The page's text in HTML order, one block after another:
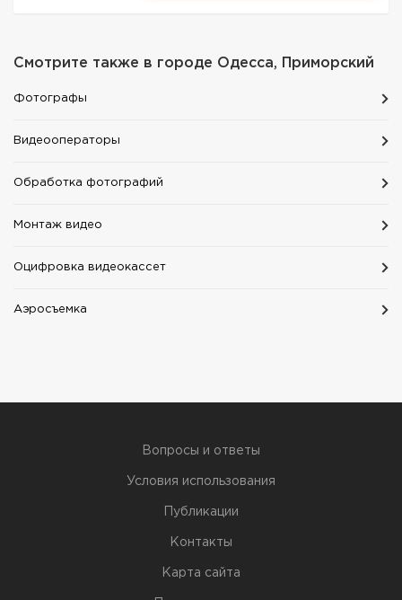
Смотрите также в городе Одесса, Приморский
Фотографы
Видеооператоры
Обработка фотографий
Монтаж видео
Оцифровка видеокассет
Аэросъемка
Вопросы и ответы
Условия использования
Публикации
Контакты
Карта сайта